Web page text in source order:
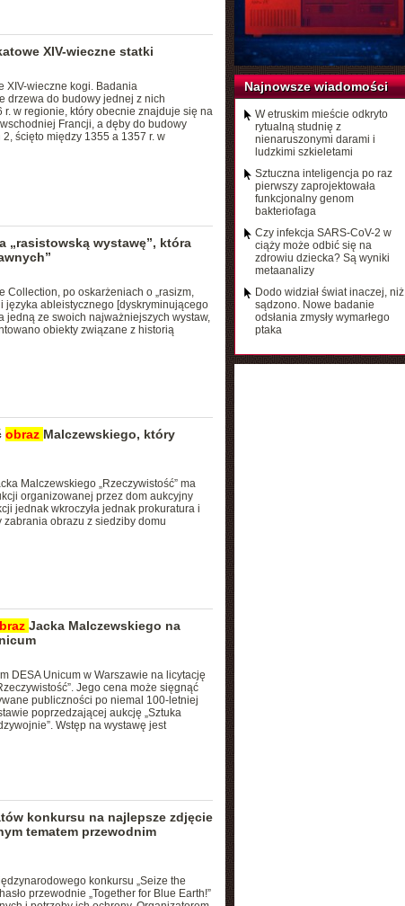
XIV-wieczne statki
XIV-wieczne kogi. Badania
drzewa do budowy jednej z nich
w regionie, który obecnie znajduje się na
Francji, a dęby do budowy
ścięto między 1355 a 1357 r. w
„rasistowską wystawę”, która
Collection, po oskarżeniach o „rasizm,
języka ableistycznego [dyskryminującego
jedną ze swoich najważniejszych wystaw,
obiekty związane z historią
obraz Malczewskiego, który
Malczewskiego „Rzeczywistość” ma
organizowanej przez dom aukcyjny
jednak wkroczyła jednak prokuratura i
obrazu z siedziby domu
Jacka Malczewskiego na
DESA Unicum w Warszawie na licytację
Jego cena może sięgnąć
publiczności po niemal 100-letniej
poprzedzającej aukcję „Sztuka
Wstęp na wystawę jest
konkursu na najlepsze zdjęcie
tematem przewodnim
konkursu „Seize the
przewodnie „Together for Blue Earth!”
Najnowsze wiadomości
W etruskim mieście odkryto
rytualną studnię z
nienaruszonymi darami i
ludzkimi szkieletami
Sztuczna inteligencja po raz
pierwszy zaprojektowała
funkcjonalny genom
bakteriofaga
Czy infekcja SARS-CoV-2 w
ciąży może odbić się na
zdrowiu dziecka? Są wyniki
metaanalizy
Dodo widział świat inaczej, niż
sądzono. Nowe badanie
odsłania zmysły wymarłego
ptaka